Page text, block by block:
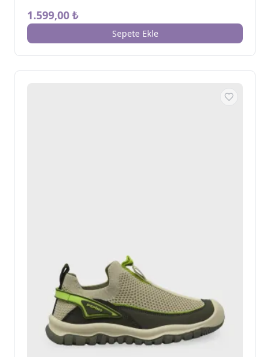
1.599,00 ₺
Sepete Ekle